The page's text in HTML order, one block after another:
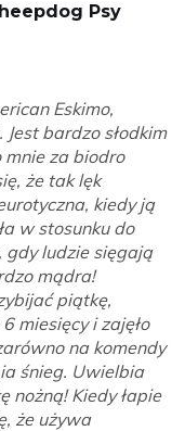
Psy
Eskimo,
bardzo słodkim
za biodro
że tak lęk
kiedy ją
w stosunku do
gdy ludzie sięgają
mądra!
piątkę,
miesięcy i zajęło
na komendy
śnieg. Uwielbia
nożną! Kiedy łapie
że używa